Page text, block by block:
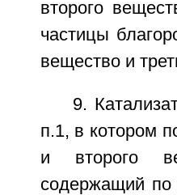
второго
частицы
вещество и
9.
п.1, в котором
и второго
содержащий